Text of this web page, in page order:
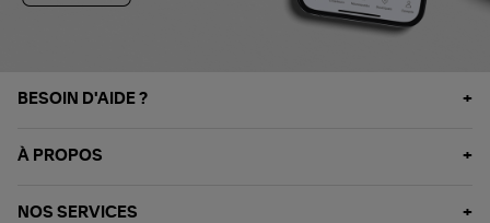
BESOIN D'AIDE ?
À PROPOS
NOS SERVICES